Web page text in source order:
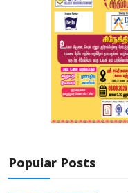
Popular Posts